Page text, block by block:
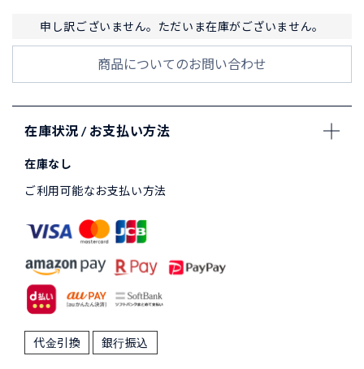
申し訳ございません。ただいま在庫がございません。
商品についてのお問い合わせ
在庫状況 / お支払い方法
在庫なし
ご利用可能なお支払い方法
代金引換 銀行振込